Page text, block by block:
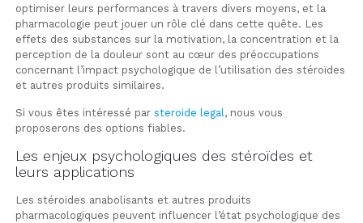
optimiser leurs performances à travers divers moyens, et la
pharmacologie peut jouer un rôle clé dans cette quête. Les
effets des substances sur la motivation, la concentration et la
perception de la douleur sont au cœur des préoccupations
concernant l’impact psychologique de l’utilisation des stéroïdes
et autres produits similaires.
Si vous êtes intéressé parsteroide legal, nous vous
proposerons des options fiables.
Les enjeux psychologiques des stéroïdes et
leurs applications
Les stéroïdes anabolisants et autres produits
pharmacologiques peuvent influencer l’état psychologique des